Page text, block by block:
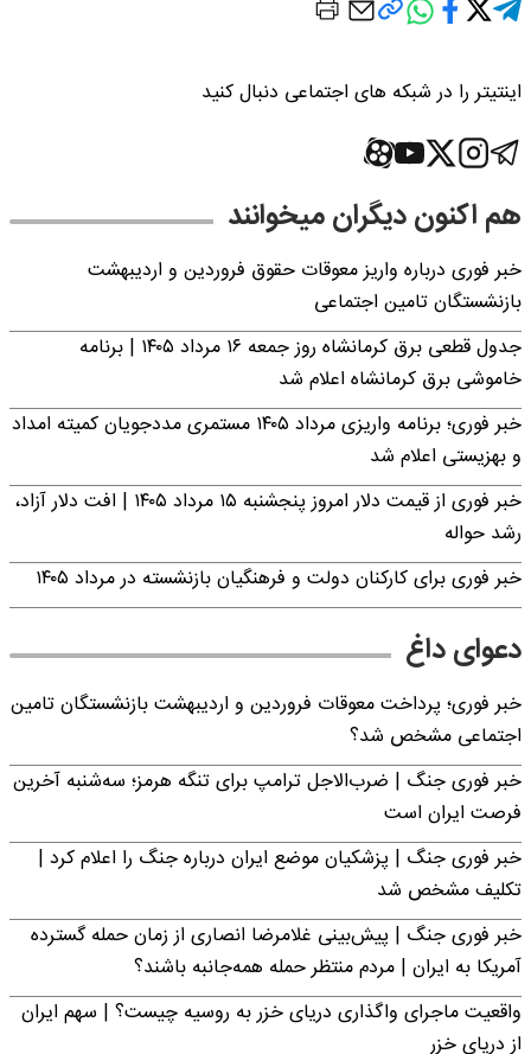
اینتیتر را در شبکه های اجتماعی دنبال کنید
هم اکنون دیگران میخوانند
خبر فوری درباره واریز معوقات حقوق فروردین و اردیبهشت
بازنشستگان تامین اجتماعی
جدول قطعی برق کرمانشاه روز جمعه ۱۶ مرداد ۱۴۰۵ | برنامه
خاموشی برق کرمانشاه اعلام شد
خبر فوری؛ برنامه واریزی مرداد ۱۴۰۵ مستمری مددجویان کمیته امداد
و بهزیستی اعلام شد
خبر فوری از قیمت دلار امروز پنجشنبه ۱۵ مرداد ۱۴۰۵ | افت دلار آزاد،
رشد حواله
خبر فوری برای کارکنان دولت و فرهنگیان بازنشسته در مرداد ۱۴۰۵
دعوای داغ
خبر فوری؛ پرداخت معوقات فروردین و اردیبهشت بازنشستگان تامین
اجتماعی مشخص شد؟
خبر فوری جنگ | ضرب‌الاجل ترامپ برای تنگه هرمز؛ سه‌شنبه آخرین
فرصت ایران است
خبر فوری جنگ | پزشکیان موضع ایران درباره جنگ را اعلام کرد |
تکلیف مشخص شد
خبر فوری جنگ | پیش‌بینی غلامرضا انصاری از زمان حمله گسترده
آمریکا به ایران | مردم منتظر حمله همه‌جانبه باشند؟
واقعیت ماجرای واگذاری دریای خزر به روسیه چیست؟ | سهم ایران
از دریای خزر